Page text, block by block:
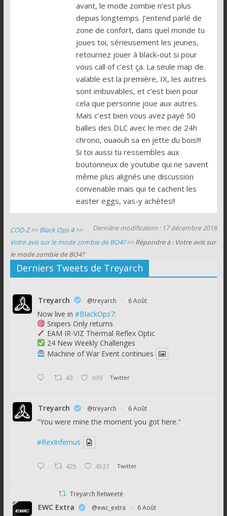
avant, le mode zombie n’est plus
depuis longtemps. J’entend parlé de
zone de confort, dans quel monde tu
joues toi, sérieusement les jeunes,
retournez jouer à black-out si pour
vous call of c’est ça. La seule map de
valable est la première, IX, les autres
sont imbuvables, et c’est bien pour
cela que personne joue aux autres.
Mais c’est bien vous avez payé 50
balles des DLC avec le mec de 24h
chrono, ouaouh sa en jette du bois!!!
Si toi aussi tu ressembles aux
boutonneux de youtube qui ne savent
même plus alignés une discussion
convenable mais qui te cachent les
easter eggs, vas-y achètes!!
Dernière modification : 17 décembre 2018
COD-Z>>Black Ops 4>>
Votre avis sur le mode zombie de BO4?>>Répondre à : Votre avis sur
le mode zombie de BO4?
Derniers Tweets de Treyarch
Treyarch @treyarch · 6 Août
Now live in #BlackOps7:
Snipers Only returns
EAM IR-VIZ Thermal Reflex Optic
24 New Weekly Challenges
Machine of War Event continues
43 939 Twitter
Treyarch @treyarch · 6 Août
"You were mine the moment you got here."
#RexInfernus
425 4531 Twitter
Treyarch Retweeté
EWC Extra @ewc_extra · 6 Août